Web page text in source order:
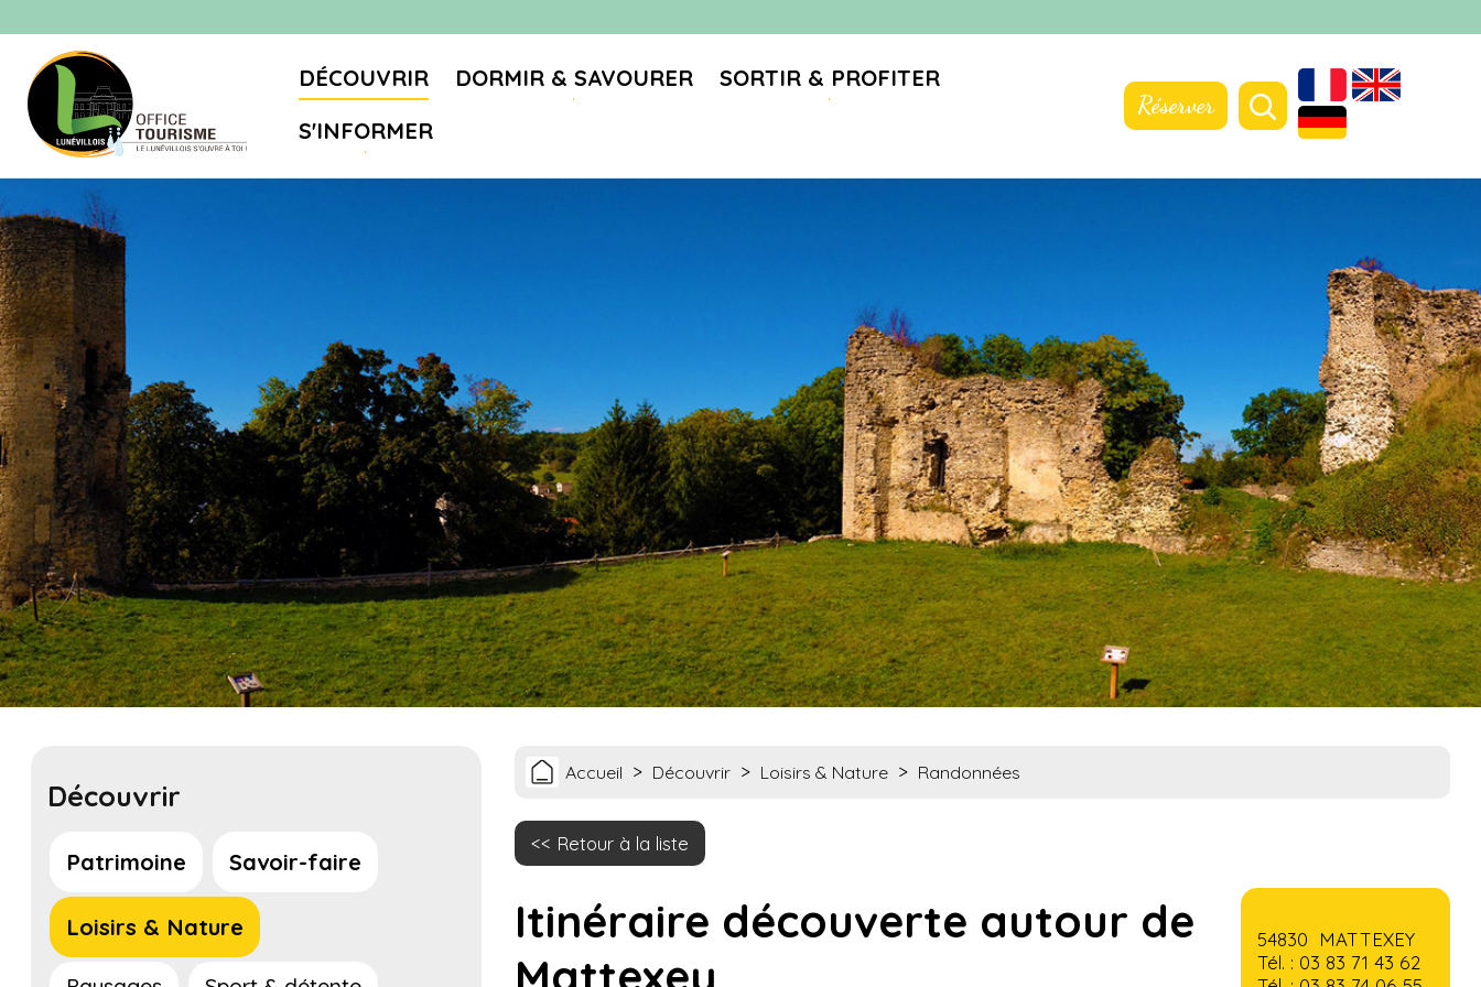
DÉCOUVRIR DORMIR & SAVOURER
SORTIR & PROFITER
S'INFORMER
Réserver
Découvrir
Patrimoine Savoir-faire
Loisirs & Nature
Accueil > Découvrir > Loisirs & Nature > Randonnées
Retour à la liste
Itinéraire découverte autour de
Mattexey
54830 MATTEXEY
Tél. : 03 83 71 43 62